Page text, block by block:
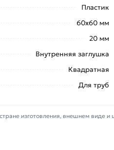
по краям
поэтому изделие
установленной трубе,
Пластик
60х60 мм
20 мм
Внутренняя заглушка
Квадратная
Для труб
изготовления, внешнем виде